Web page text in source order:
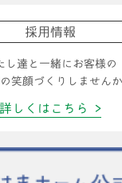
採用情報
し達と一緒にお客様の
笑顔づくりしません
詳しくはこちら >